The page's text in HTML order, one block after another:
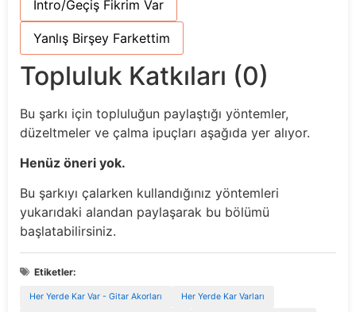
Intro/Geçiş Fikrim Var
Yanlış Birşey Farkettim
Topluluk Katkıları (0)
Bu şarkı için topluluğun paylaştığı yöntemler,
düzeltmeler ve çalma ipuçları aşağıda yer alıyor.
Henüz öneri yok.
Bu şarkıyı çalarken kullandığınız yöntemleri
yukarıdaki alandan paylaşarak bu bölümü
başlatabilirsiniz.
Etiketler:
Her Yerde Kar Var - Gitar Akorları Her Yerde Kar Varları